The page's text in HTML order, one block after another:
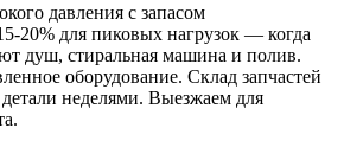
давления с запасом
20% для пиковых нагрузок — когда
душ, стиральная машина и полив.
оборудование. Склад запчастей
неделями. Выезжаем для